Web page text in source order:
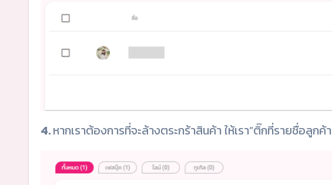
4.หากเราต้องการที่จะล้างตระกร้าสินค้า ให้เรา”ติ๊กที่รายชื่อลูก